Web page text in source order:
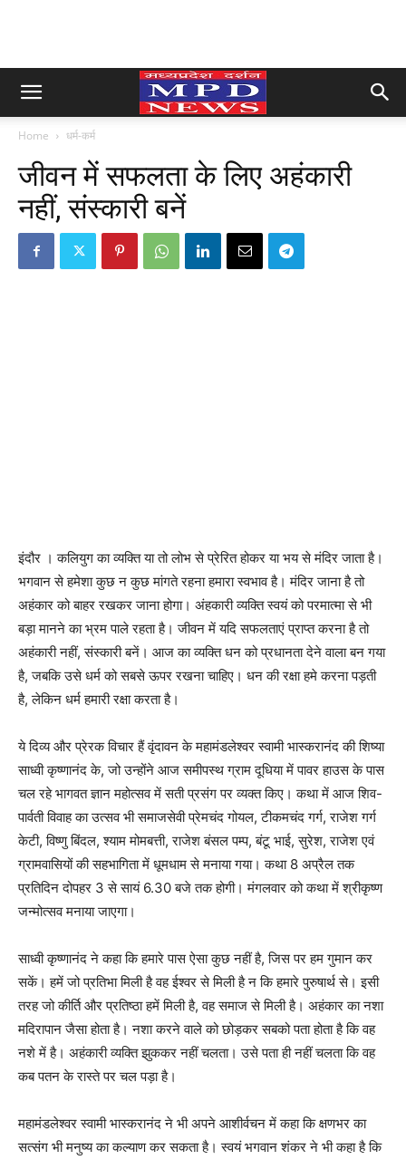
Home धर्म-कर्म
जीवन में सफलता के लिए अहंकारी
नहीं, संस्कारी बनें
इंदौर । कलियुग का व्यक्ति या तो लोभ से प्रेरित होकर या भय से मंदिर जाता है।
भगवान से हमेशा कुछ न कुछ मांगते रहना हमारा स्वभाव है। मंदिर जाना है तो
अहंकार को बाहर रखकर जाना होगा। अंहकारी व्यक्ति स्वयं को परमात्मा से भी
बड़ा मानने का भ्रम पाले रहता है। जीवन में यदि सफलताएं प्राप्त करना है तो
अहंकारी नहीं, संस्कारी बनें। आज का व्यक्ति धन को प्रधानता देने वाला बन गया
है, जबकि उसे धर्म को सबसे ऊपर रखना चाहिए। धन की रक्षा हमे करना पड़ती
है, लेकिन धर्म हमारी रक्षा करता है।
ये दिव्य और प्रेरक विचार हैं वृंदावन के महामंडलेश्वर स्वामी भास्करानंद की शिष्या
साध्वी कृष्णानंद के, जो उन्होंने आज समीपस्थ ग्राम दूधिया में पावर हाउस के पास
चल रहे भागवत ज्ञान महोत्सव में सती प्रसंग पर व्यक्त किए। कथा में आज शिव-
पार्वती विवाह का उत्सव भी समाजसेवी प्रेमचंद गोयल, टीकमचंद गर्ग, राजेश गर्ग
केटी, विष्णु बिंदल, श्याम मोमबत्ती, राजेश बंसल पम्प, बंटू भाई, सुरेश, राजेश एवं
ग्रामवासियों की सहभागिता में धूमधाम से मनाया गया। कथा 8 अप्रैल तक
प्रतिदिन दोपहर 3 से सायं 6.30 बजे तक होगी। मंगलवार को कथा में श्रीकृष्ण
जन्मोत्सव मनाया जाएगा।
साध्वी कृष्णानंद ने कहा कि हमारे पास ऐसा कुछ नहीं है, जिस पर हम गुमान कर
सकें। हमें जो प्रतिभा मिली है वह ईश्वर से मिली है न कि हमारे पुरुषार्थ से। इसी
तरह जो कीर्ति और प्रतिष्ठा हमें मिली है, वह समाज से मिली है। अहंकार का नशा
मदिरापान जैसा होता है। नशा करने वाले को छोड़कर सबको पता होता है कि वह
नशे में है। अहंकारी व्यक्ति झुककर नहीं चलता। उसे पता ही नहीं चलता कि वह
कब पतन के रास्ते पर चल पड़ा है।
महामंडलेश्वर स्वामी भास्करानंद ने भी अपने आशीर्वचन में कहा कि क्षणभर का
सत्संग भी मनुष्य का कल्याण कर सकता है। स्वयं भगवान शंकर ने भी कहा है कि